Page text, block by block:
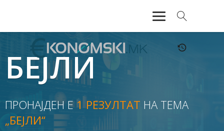
АКТУЕЛНО
ЕКОНОМИЈА
ФИНАНСИИ
БАНКАРСТВО
БЕЈЛИ
ПРОНАЈДЕН Е1 РЕЗУЛТАТ НА ТЕМА
„БЕЈЛИ“